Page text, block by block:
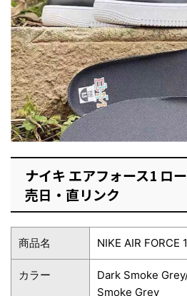
ナイキ エアフォース1 ロ
売日・直リンク
商品名 NIKE AIR
カラー
Dark Smoke
Smoke Grey